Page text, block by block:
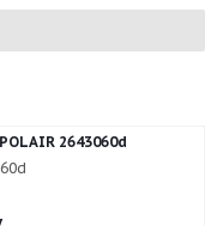
2643060d